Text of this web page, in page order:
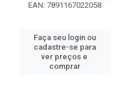
EAN: 7891167022058
Faça seu login ou
cadastre-se para
ver preços e
comprar